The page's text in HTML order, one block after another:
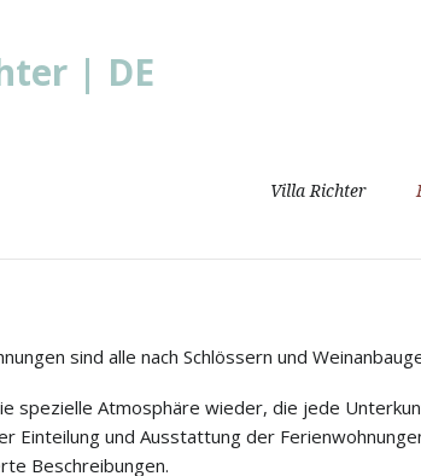
Navigation
Villa Richter
sind alle nach Schlössern und
spezielle Atmosphäre wieder, die jede
Einteilung und Ausstattung der
Beschreibungen.